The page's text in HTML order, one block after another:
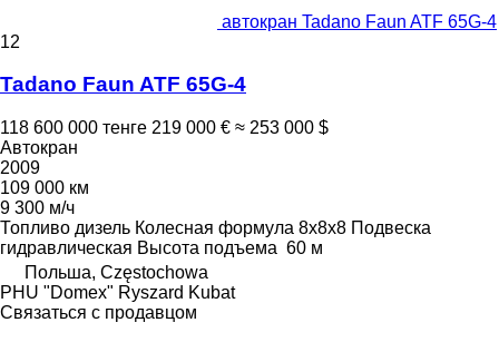
автокран Tadano Faun ATF 65G-4
12
Tadano Faun ATF 65G-4
118 600 000 тенге 219 000 € ≈ 253 000 $
Автокран
2009
109 000 км
9 300 м/ч
Топливо дизель Колесная формула 8x8x8 Подвеска
гидравлическая Высота подъема 60 м
Польша, Częstochowa
PHU "Domex" Ryszard Kubat
Связаться с продавцом